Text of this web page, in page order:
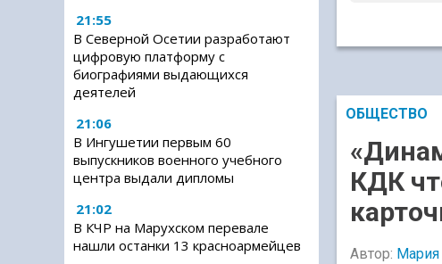
21:55
В Северной Осетии разработают
цифровую платформу с
биографиями выдающихся
деятелей
21:06
В Ингушетии первым 60
выпускников военного учебного
центра выдали дипломы
21:02
В КЧР на Марухском перевале
нашли останки 13 красноармейцев
ОБЩЕСТВО
КДК
Автор: